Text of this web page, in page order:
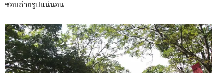
ชอบถ่ายรูปแน่นอน